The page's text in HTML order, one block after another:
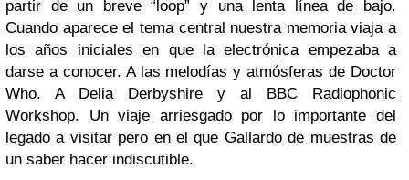
partir de un breve “loop” y una lenta línea de bajo.
Cuando aparece el tema central nuestra memoria viaja a
los años iniciales en que la electrónica empezaba a
darse a conocer. A las melodías y atmósferas de Doctor
Who. A Delia Derbyshire y al BBC Radiophonic
Workshop. Un viaje arriesgado por lo importante del
legado a visitar pero en el que Gallardo de muestras de
un saber hacer indiscutible.